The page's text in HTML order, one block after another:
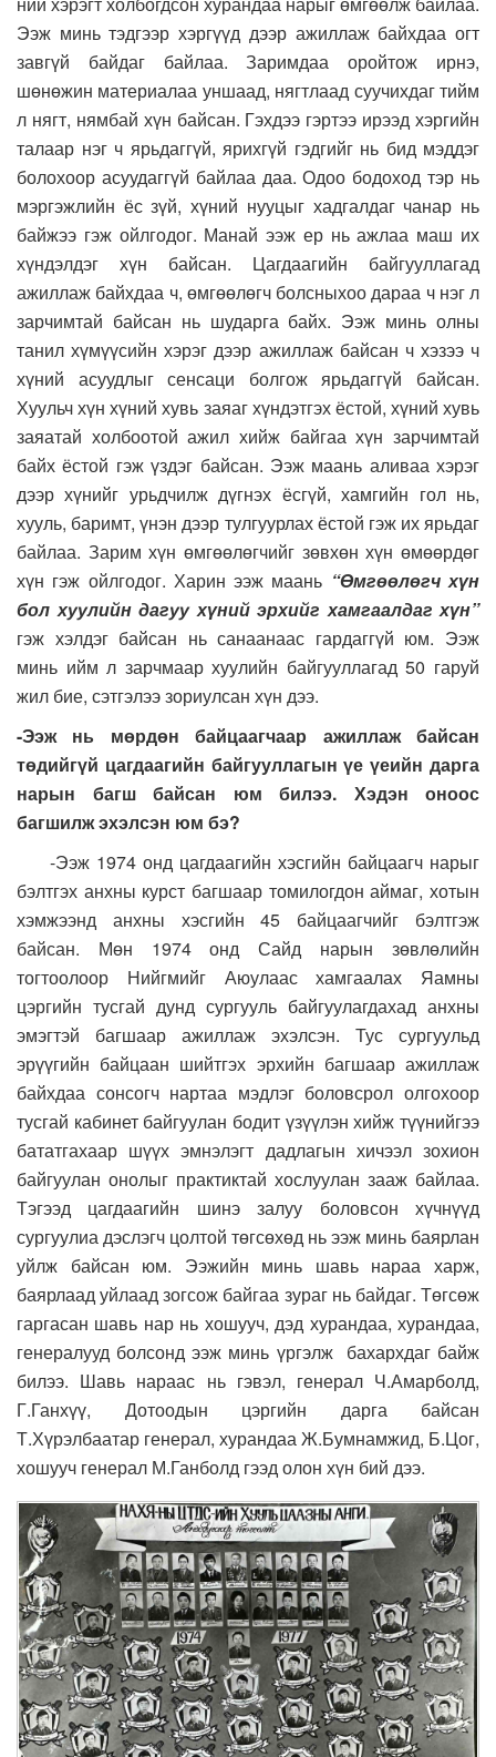
Ээж минь тэдгээр хэргүүд дээр ажиллаж байхдаа огт
завгүй байдаг байлаа. Заримдаа оройтож ирнэ,
шөнөжин материалаа уншаад, нягтлаад суучихдаг тийм
л нягт, нямбай хүн байсан. Гэхдээ гэртээ ирээд хэргийн
талаар нэг ч ярьдаггүй, ярихгүй гэдгийг нь бид мэддэг
болохоор асуудаггүй байлаа даа. Одоо бодоход тэр нь
мэргэжлийн ёс зүй, хүний нууцыг хадгалдаг чанар нь
байжээ гэж ойлгодог. Манай ээж ер нь ажлаа маш их
хүндэлдэг хүн байсан. Цагдаагийн байгууллагад
ажиллаж байхдаа ч, өмгөөлөгч болсныхоо дараа ч нэг л
зарчимтай байсан нь шударга байх. Ээж минь олны
танил хүмүүсийн хэрэг дээр ажиллаж байсан ч хэзээ ч
хүний асуудлыг сенсаци болгож ярьдаггүй байсан.
Хуульч хүн хүний хувь заяаг хүндэтгэх ёстой, хүний хувь
заяатай холбоотой ажил хийж байгаа хүн зарчимтай
байх ёстой гэж үздэг байсан. Ээж маань аливаа хэрэг
дээр хүнийг урьдчилж дүгнэх ёсгүй, хамгийн гол нь,
хууль, баримт, үнэн дээр тулгуурлах ёстой гэж их ярьдаг
байлаа. Зарим хүн өмгөөлөгчийг зөвхөн хүн өмөөрдөг
хүн гэж ойлгодог. Харин ээж маань “Өмгөөлөгч хүн
бол хуулийн дагуу хүний эрхийг хамгаалдаг хүн”
гэж хэлдэг байсан нь санаанаас гардаггүй юм. Ээж
минь ийм л зарчмаар хуулийн байгууллагад 50 гаруй
жил бие, сэтгэлээ зориулсан хүн дээ.
-Ээж нь мөрдөн байцаагчаар ажиллаж байсан
төдийгүй цагдаагийн байгууллагын үе үеийн дарга
нарын багш байсан юм билээ. Хэдэн оноос
багшилж эхэлсэн юм бэ?
-Ээж 1974 онд цагдаагийн хэсгийн байцаагч нарыг
бэлтгэх анхны курст багшаар томилогдон аймаг, хотын
хэмжээнд анхны хэсгийн 45 байцаагчийг бэлтгэж
байсан. Мөн 1974 онд Сайд нарын зөвлөлийн
тогтоолоор Нийгмийг Аюулаас хамгаалах Яамны
цэргийн тусгай дунд сургууль байгуулагдахад анхны
эмэгтэй багшаар ажиллаж эхэлсэн. Тус сургуульд
эрүүгийн байцаан шийтгэх эрхийн багшаар ажиллаж
байхдаа сонсогч нартаа мэдлэг боловсрол олгохоор
тусгай кабинет байгуулан бодит үзүүлэн хийж түүнийгээ
бататгахаар шүүх эмнэлэгт дадлагын хичээл зохион
байгуулан онолыг практиктай хослуулан зааж байлаа.
Тэгээд цагдаагийн шинэ залуу боловсон хүчнүүд
сургуулиа дэслэгч цолтой төгсөхөд нь ээж минь баярлан
уйлж байсан юм. Ээжийн минь шавь нараа харж,
баярлаад уйлаад зогсож байгаа зураг нь байдаг. Төгсөж
гаргасан шавь нар нь хошууч, дэд хурандаа, хурандаа,
генералууд болсонд ээж минь үргэлж бахархдаг байж
билээ. Шавь нараас нь гэвэл, генерал Ч.Амарболд,
Г.Ганхүү, Дотоодын цэргийн дарга байсан
Т.Хүрэлбаатар генерал, хурандаа Ж.Бумнамжид, Б.Цог,
хошууч генерал М.Ганболд гээд олон хүн бий дээ.